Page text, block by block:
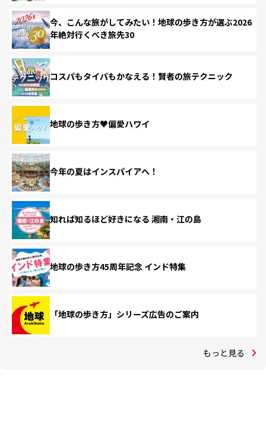
今、こんな旅がしてみたい！地球の歩き方が選ぶ2026
年絶対行くべき旅先30
コスパもタイパもかなえる！賢者の旅テクニック
地球の歩き方♥偏愛ハワイ
今年の夏はインスパイアへ！
知れば知るほど好きになる 湘南・江の島
地球の歩き方45周年記念 インド特集
「地球の歩き方」シリーズ広告のご案内
もっと見る